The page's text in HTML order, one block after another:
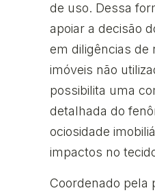
de uso. Dessa
apoiar a decisão
em diligências de
imóveis não
possibilita uma
detalhada do
ociosidade
impactos no
Coordenado pela